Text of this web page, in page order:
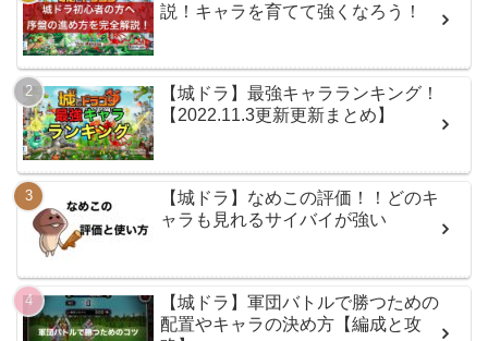
説！キャラを育てて強くなろう！
【城ドラ】最強キャラランキング！
【2022.11.3更新更新まとめ】
【城ドラ】なめこの評価！！どのキ
ャラも見れるサイバイが強い
【城ドラ】軍団バトルで勝つための
配置やキャラの決め方【編成と攻